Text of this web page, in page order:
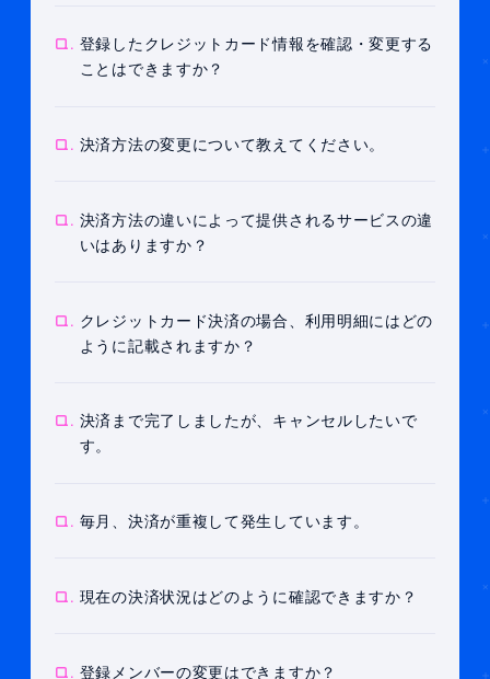
Q. 登録したクレジットカード情報を確認・変更する
ことはできますか？
Q. 決済方法の変更について教えてください。
Q. 決済方法の違いによって提供されるサービスの違
いはありますか？
Q. クレジットカード決済の場合、利用明細にはどの
ように記載されますか？
Q. 決済まで完了しましたが、キャンセルしたいで
す。
Q. 毎月、決済が重複して発生しています。
Q. 現在の決済状況はどのように確認できますか？
Q. 登録メンバーの変更はできますか？